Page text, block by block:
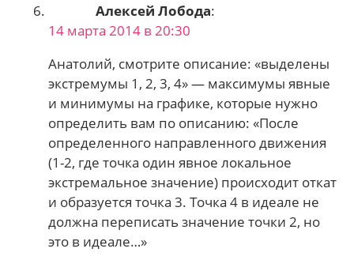
Алексей Лобода:
14 марта 2014 в 20:30
Анатолий, смотрите описание: «выделены
экстремумы 1, 2, 3, 4» — максимумы явные
и минимумы на графике, которые нужно
определить вам по описанию: «После
определенного направленного движения
(1-2, где точка один явное локальное
экстремальное значение) происходит откат
и образуется точка 3. Точка 4 в идеале не
должна переписать значение точки 2, но
это в идеале…»